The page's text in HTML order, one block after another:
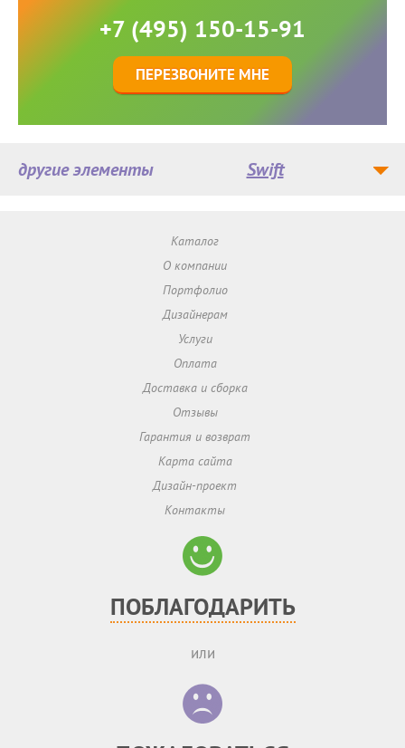
+7 (495) 150-15-91
ПЕРЕЗВОНИТЕ МНЕ
другие элементы Swift
Каталог
О компании
Портфолио
Дизайнерам
Услуги
Оплата
Доставка и сборка
Отзывы
Гарантия и возврат
Карта сайта
Дизайн-проект
Контакты
ПОБЛАГОДАРИТЬ
или